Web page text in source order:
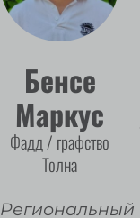
Бенсе
Маркус
Фадд / графство
Толна
Региональный